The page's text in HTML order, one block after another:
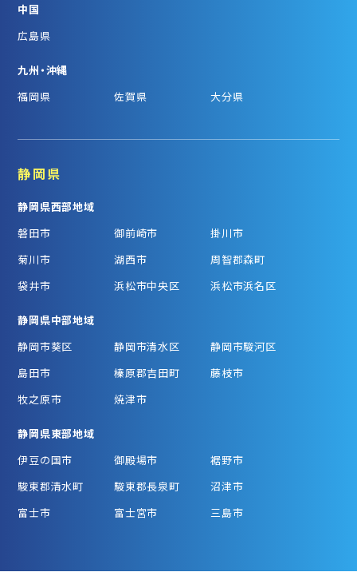
中国
広島県
九州・沖縄
福岡県
佐賀県 大分県
静岡県
静岡県西部地域
磐田市
御前崎市
掛川市
菊川市
湖西市
周智郡森町
袋井市
浜松市中央区 浜松市浜名区
静岡県中部地域
静岡市葵区
静岡市清水区
静岡市駿河区
島田市
榛原郡吉田町
藤枝市
牧之原市
焼津市
静岡県東部地域
伊豆の国市
御殿場市
裾野市
駿東郡清水町
駿東郡長泉町
沼津市
富士市
富士宮市 三島市